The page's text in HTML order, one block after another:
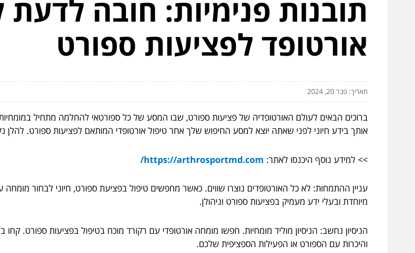
תובנות פנימיות: חובה
אורטופד לפציעות ספורט
תאריך: פבר 20, 2024
ברוכים הבאים לעולם האורטופדיה של פציעות ספורט, שבו המסע של כל ספורטאי להחלמה מתחיל במומחיות
אותך בידע חיוני לפני שאתה יוצא למסע החיפוש שלך אחר טיפול אורטופדי המותאם לפציעות ספורט.
>> למידע נוסף היכנסו לאתר: https://arthrosportmd.com/
עניין ההתמחות: לא כל האורטופדים נוצרו שווים. כאשר מחפשים טיפול בפציעת ספורט, חיוני לבחור
מיוחדת ובעלי ידע מעמיק בפציעות ספורט וניהולן.
הניסיון נחשב: הניסיון מוליד מומחיות. חפשו מומחה אורטופדי עם רקורד מוכח בטיפול בפציעות ספורט. קחו
והיכרות עם הספורט או הפעילות הספציפית שלכם.